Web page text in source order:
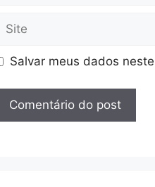
Site
Salvar meus dados